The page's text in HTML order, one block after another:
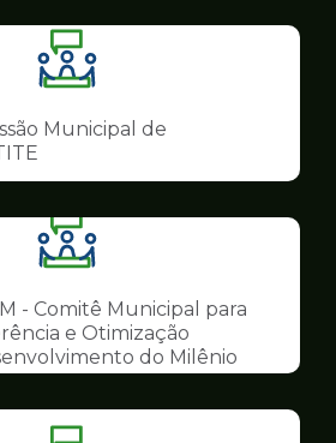
Ilustração
da
pagina
Conselhos
Municipal de
Ilustração
da
pagina
de
Conselhos
- Comitê Municipal para
e Otimização
do Milênio